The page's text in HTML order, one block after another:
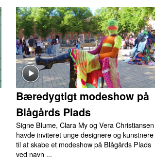
Bæredygtigt modeshow på
Blågårds Plads
Signe Blume, Clara My og Vera Christiansen
havde inviteret unge designere og kunstnere
til at skabe et modeshow på Blågårds Plads
ved navn ...